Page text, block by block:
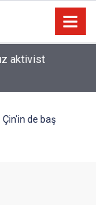
aktivist
geçirdiğini
Çin'in de baş